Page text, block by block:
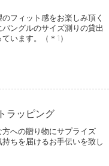
のフィット感をお楽しみ頂く
バングルのサイズ測りの貸出
います。（＊1）
ラッピング
方への贈り物にサプライズ
持ちを届けるお手伝いを致し